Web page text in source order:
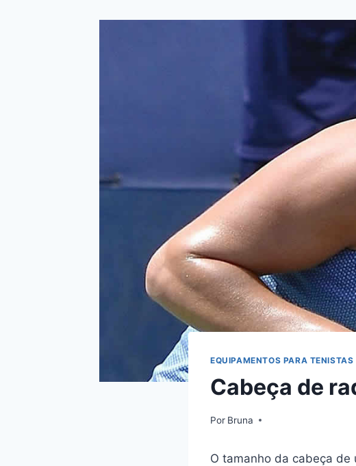
EQUIPAMENTOS PARA TENISTAS
Cabeça de
Por Bruna
O tamanho da cabeça de